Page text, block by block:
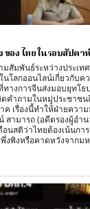
อง ไทย ในรอบสัปดา
นธ์ระหว่างประเทศและคว
โลกออนไลน์เกี่ยวกับ
างการจีนส่งมอบยุทโธ
ดคำถามในหมู่ประชาช
หน้าที่
ามารถ (อดีตรองผู้อำ
นสติว่าไทยต้องเน้นกา
งพิงหรือคาดหวังจากม